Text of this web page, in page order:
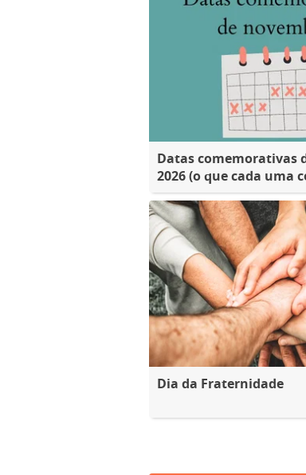
Datas comemorativas
2026 (o que cada uma
Dia da Fraternidade